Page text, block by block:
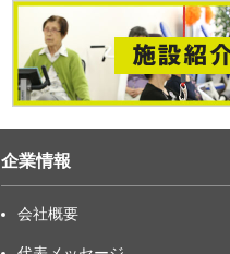
企業情報
会社概要